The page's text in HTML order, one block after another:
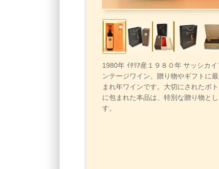
1980年 ｲﾀﾘｱ産１９８０年 サッシカ
ンテージワイン。贈り物やギフトに
まれ年ワインです。大切にされたボ
に包まれた本品は、特別な贈り物と
す。